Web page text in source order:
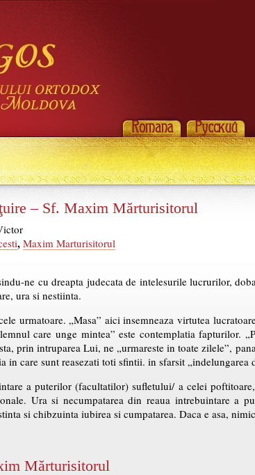
– Sf. Maxim Mărturisitorul
, Maxim Marturisitorul
ne cu dreapta judecata de intelesurile lucrurilor,
ura si nestiinta.
urmatoare. „Masa” aici insemneaza virtutea
care unge mintea” este contemplatia fapturilor.
prin intruparea Lui, ne „urmareste in toate zilele”,
in care sunt reasezati toti sfintii. in sfarsit „indelungarea
a puterilor (facultatilor) sufletului/ a celei
Ura si necumpatarea din reaua intrebuintare a
si chibzuinta iubirea si cumpatarea. Daca e asa,
Mărturisitorul